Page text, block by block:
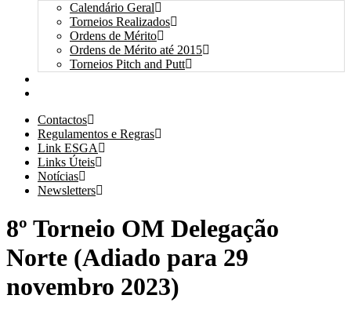
Calendário Geral
Torneios Realizados
Ordens de Mérito
Ordens de Mérito até 2015
Torneios Pitch and Putt
Contactos
Regulamentos e Regras
Link ESGA
Links Úteis
Notícias
Newsletters
8º Torneio OM Delegação
Norte (Adiado para 29
novembro 2023)